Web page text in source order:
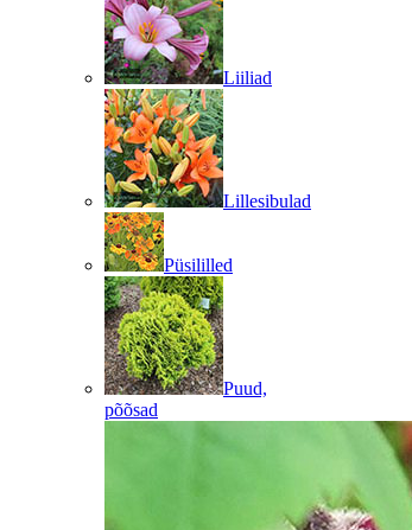
Liiliad
Lillesibulad
Püsililled
Puud,
põõsad